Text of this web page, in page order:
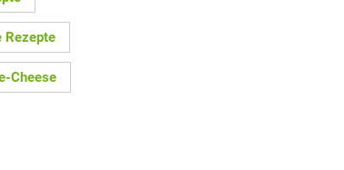
Rezepte
Cheese